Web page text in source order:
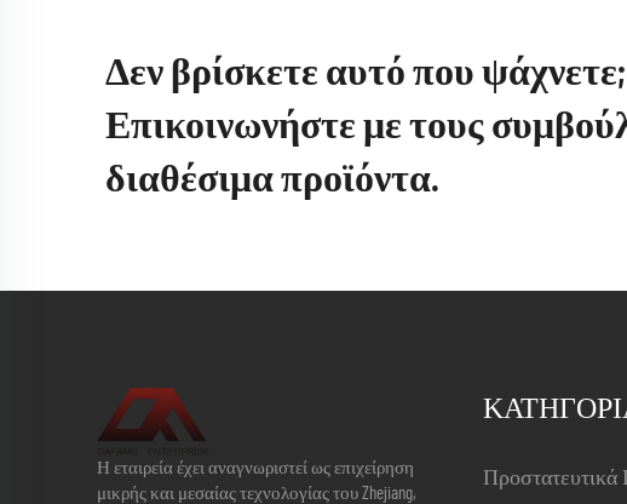
Δεν βρίσκετε αυτό που ψάχνετε;
Επικοινωνήστε με τους
διαθέσιμα προϊόντα.
Η εταιρεία έχει αναγνωριστεί ως επιχείρηση
μικρής και μεσαίας τεχνολογίας του Zhejiang,
Προστατευτικά